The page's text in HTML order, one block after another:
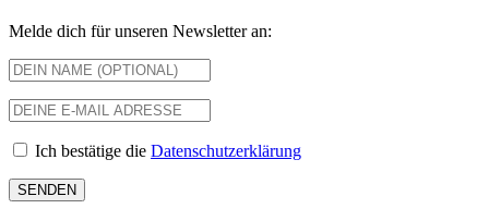
Melde dich für unseren Newsletter an:
Ich bestätige die Datenschutzerklärung